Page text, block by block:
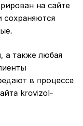
на сайте
сохраняются
а также любая
в процессе
krovizol-